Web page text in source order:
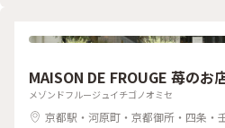
現代アート
MAISON DE FROUGE 苺のお
メゾンドフルージュイチゴノオミセ
京都駅・河原町・京都御所・四条・